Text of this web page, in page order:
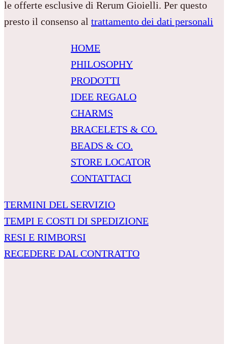
le offerte esclusive di Rerum Gioielli. Per questo
presto il consenso al trattamento dei dati personali
HOME
PHILOSOPHY
PRODOTTI
IDEE REGALO
CHARMS
BRACELETS & CO.
BEADS & CO.
STORE LOCATOR
CONTATTACI
TERMINI DEL SERVIZIO
TEMPI E COSTI DI SPEDIZIONE
RESI E RIMBORSI
RECEDERE DAL CONTRATTO